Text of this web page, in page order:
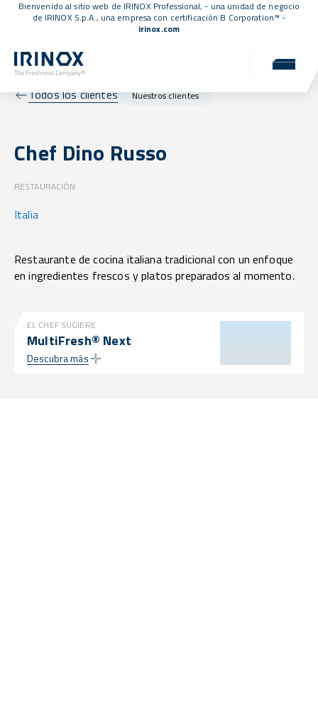
Bienvenido al sitio web de IRINOX Professional, - una unidad de negocio
de IRINOX S.p.A., una empresa con certificación B Corporation™ -
irinox.com
Todos los clientes Nuestros clientes
Chef Dino Russo
RESTAURACIÓN
Italia
Restaurante de cocina italiana tradicional con un enfoque
en ingredientes frescos y platos preparados al momento.
EL CHEF SUGIERE
MultiFresh® Next
Descubra más